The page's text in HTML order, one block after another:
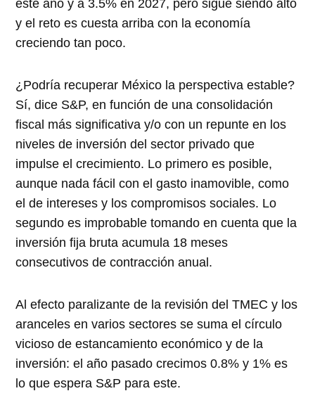
este año y a 3.5% en 2027, pero sigue siendo alto
y el reto es cuesta arriba con la economía
creciendo tan poco.
¿Podría recuperar México la perspectiva estable?
Sí, dice S&P, en función de una consolidación
fiscal más significativa y/o con un repunte en los
niveles de inversión del sector privado que
impulse el crecimiento. Lo primero es posible,
aunque nada fácil con el gasto inamovible, como
el de intereses y los compromisos sociales. Lo
segundo es improbable tomando en cuenta que la
inversión fija bruta acumula 18 meses
consecutivos de contracción anual.
Al efecto paralizante de la revisión del TMEC y los
aranceles en varios sectores se suma el círculo
vicioso de estancamiento económico y de la
inversión: el año pasado crecimos 0.8% y 1% es
lo que espera S&P para este.